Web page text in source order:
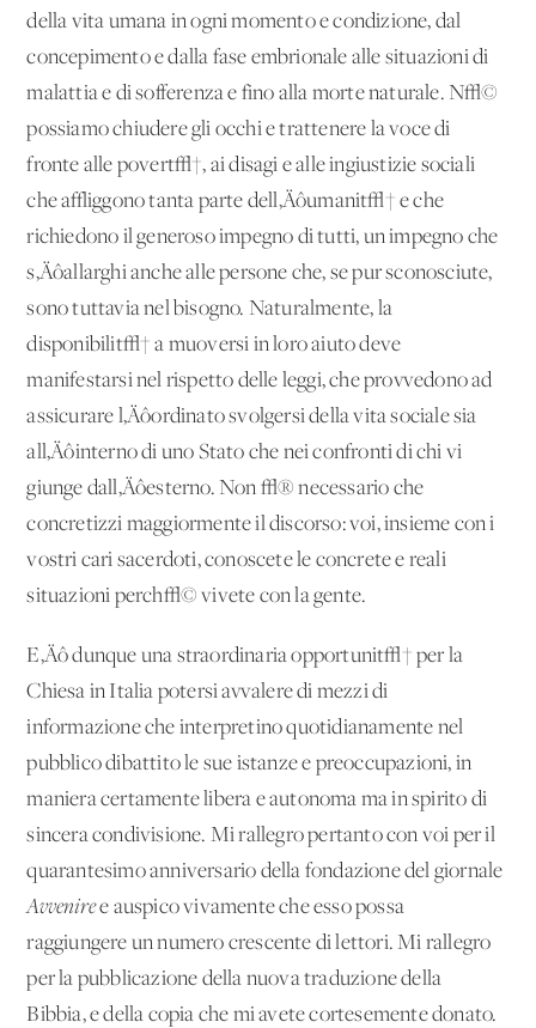
della vita umana in ogni momento e condizione, dal
concepimento e dalla fase embrionale alle situazioni di
malattia e di sofferenza e fino alla morte naturale. N√©
possiamo chiudere gli occhi e trattenere la voce di
fronte alle povert√†, ai disagi e alle ingiustizie sociali
che affliggono tanta parte dell‚Äôumanit√† e che
richiedono il generoso impegno di tutti, un impegno che
s‚Äôallarghi anche alle persone che, se pur sconosciute,
sono tuttavia nel bisogno. Naturalmente, la
disponibilit√† a muoversi in loro aiuto deve
manifestarsi nel rispetto delle leggi, che provvedono ad
assicurare l‚Äôordinato svolgersi della vita sociale sia
all‚Äôinterno di uno Stato che nei confronti di chi vi
giunge dall‚Äôesterno. Non √® necessario che
concretizzi maggiormente il discorso: voi, insieme con i
vostri cari sacerdoti, conoscete le concrete e reali
situazioni perch√© vivete con la gente.
E‚Äô dunque una straordinaria opportunit√† per la
Chiesa in Italia potersi avvalere di mezzi di
informazione che interpretino quotidianamente nel
pubblico dibattito le sue istanze e preoccupazioni, in
maniera certamente libera e autonoma ma in spirito di
sincera condivisione. Mi rallegro pertanto con voi per il
quarantesimo anniversario della fondazione del giornale
Avveniree auspico vivamente che esso possa
raggiungere un numero crescente di lettori. Mi rallegro
per la pubblicazione della nuova traduzione della
Bibbia, e della copia che mi avete cortesemente donato.